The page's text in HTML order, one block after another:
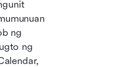
ng
ng